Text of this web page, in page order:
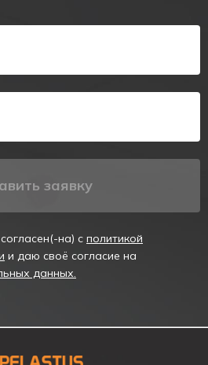
мощность табло - 5 Вт.
Табло поставляется в
временем работы в автономном
табло имеет зарядное
работы сети, процессом заряда
заявку
на) с политикой
и даю своё согласие на
данных.